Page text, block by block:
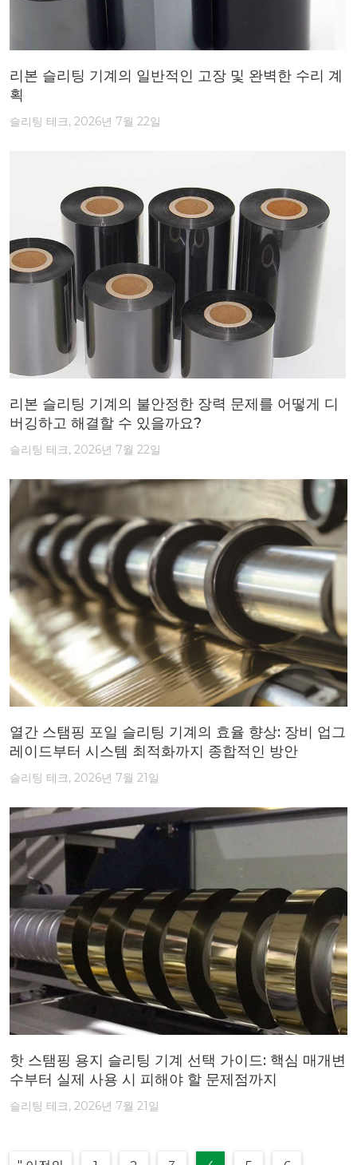
리본 슬리팅 기계의 일반적인 고장 및 완벽한 수리 계
획
슬리팅 테크, 2026년 7월 22일
리본 슬리팅 기계의 불안정한 장력 문제를 어떻게 디
버깅하고 해결할 수 있을까요?
슬리팅 테크, 2026년 7월 22일
열간 스탬핑 포일 슬리팅 기계의 효율 향상: 장비 업그
레이드부터 시스템 최적화까지 종합적인 방안
슬리팅 테크, 2026년 7월 21일
핫 스탬핑 용지 슬리팅 기계 선택 가이드: 핵심 매개변
수부터 실제 사용 시 피해야 할 문제점까지
슬리팅 테크, 2026년 7월 21일